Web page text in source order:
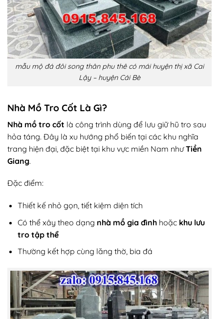
mẫu mộ đá đôi song thân phu thê có mái huyện thị xã Cai
Lậy – huyện Cái Bè
Nhà Mồ Tro Cốt Là Gì?
Nhà mồ tro cốt là công trình dùng để lưu giữ hũ tro sau
hỏa táng. Đây là xu hướng phổ biến tại các khu nghĩa
trang hiện đại, đặc biệt tại khu vực miền Nam nhưTiền
Giang.
Đặc điểm:
Thiết kế nhỏ gọn, tiết kiệm diện tích
Có thể xây theo dạng nhà mồ gia đìnhhoặc khu lưu
tro tập thể
Thường kết hợp cùng lăng thờ, bia đá